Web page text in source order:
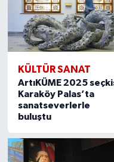
KÜLTÜR SANAT
ArtıKÜME 2025
Karaköy Palas’ta
sanatseverlerle
buluştu